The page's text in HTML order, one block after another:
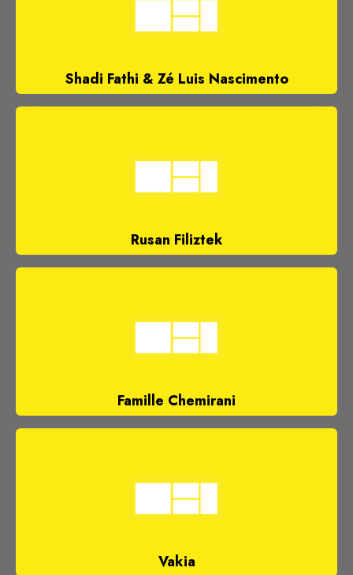
Shadi Fathi & Zé Luis Nascimento
Rusan Filiztek
Famille Chemirani
Vakia